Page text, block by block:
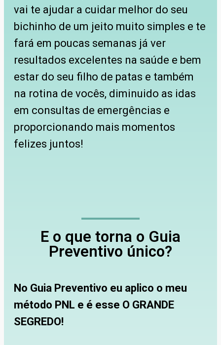
vai te ajudar a cuidar melhor do seu
bichinho de um jeito muito simples e te
fará em poucas semanas já ver
resultados excelentes na saúde e bem
estar do seu filho de patas e também
na rotina de vocês, diminuido as idas
em consultas de emergências e
proporcionando mais momentos
felizes juntos!
E o que torna o Guia
Preventivo único?
No Guia Preventivo eu aplico o meu
método PNL e é esse O GRANDE
SEGREDO!